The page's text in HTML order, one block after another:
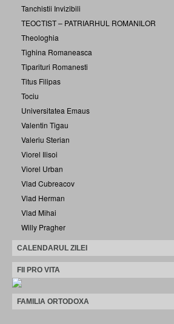
Tanchistii Invizibili
TEOCTIST – PATRIARHUL ROMANILOR
Theologhia
Tighina Romaneasca
Tiparituri Romanesti
Titus Filipas
Tociu
Universitatea Emaus
Valentin Tigau
Valeriu Sterian
Viorel Ilisoi
Viorel Urban
Vlad Cubreacov
Vlad Herman
Vlad Mihai
Willy Pragher
CALENDARUL ZILEI
FII PRO VITA
FAMILIA ORTODOXA